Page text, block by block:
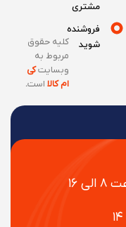
مشتری
فروشنده
شوید
کلیه حقوق
مربوط به
وبسایتکی
ام کالااست.